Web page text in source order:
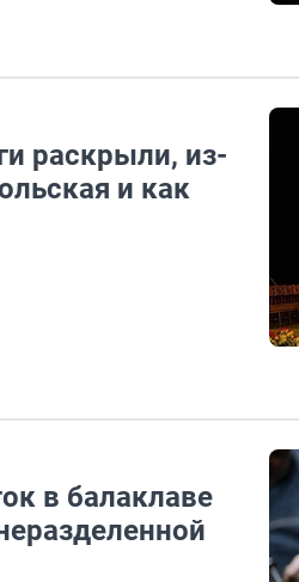
раскрыли, из-
и как
в балаклаве